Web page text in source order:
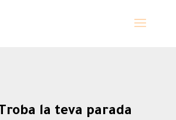
Troba la teva parada